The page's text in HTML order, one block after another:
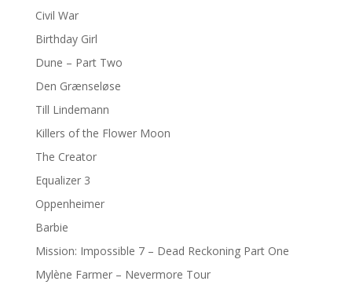
Civil War
Birthday Girl
Dune – Part Two
Den Grænseløse
Till Lindemann
Killers of the Flower Moon
The Creator
Equalizer 3
Oppenheimer
Barbie
Mission: Impossible 7 – Dead Reckoning Part One
Mylène Farmer – Nevermore Tour